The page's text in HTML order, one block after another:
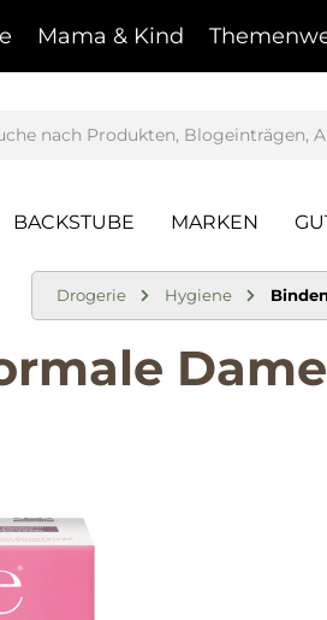
Mama & Kind
BACKSTUBE MARKEN
Drogerie Hygiene